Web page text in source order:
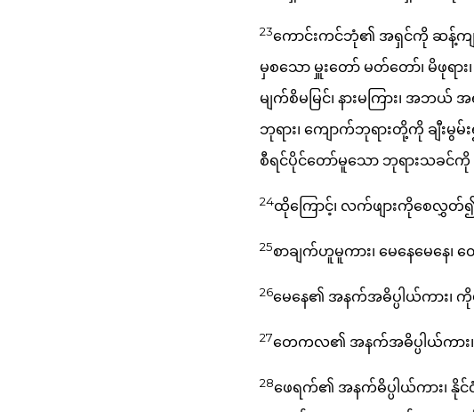
23ကောင်းကင်ဘုံ၏ အရှင်ကို ဆန့်က
မှစသော မှူးတော် မတ်တော်၊ မိဖုရ
မျက်စိမမြင်၊ နားမကြား၊ အဘယ်
ဘုရား၊ ကျောက်ဘုရားတို့ကို ခ
စီရင်ပိုင်တော်မူသော ဘုရားသခင်ကို မ
24ထိုကြောင့်၊ လက်ဖျားကိုစေလွှတ်
25စာချက်ဟူမူကား၊ မေနေမေန
26မေနေ၏ အနက်အဓိပ္ပါယ်ကား
27တေကလ၏ အနက်အဓိပ္ပါယ်ကား၊
28ဖေရက်၏ အနက်ဓိပ္ပါယ်ကား၊